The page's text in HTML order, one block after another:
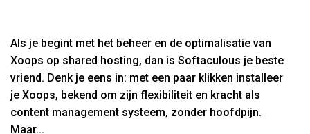
Als je begint met het beheer en de optimalisatie van
Xoops op shared hosting, dan is Softaculous je beste
vriend. Denk je eens in: met een paar klikken installeer
je Xoops, bekend om zijn flexibiliteit en kracht als
content management systeem, zonder hoofdpijn.
Maar...